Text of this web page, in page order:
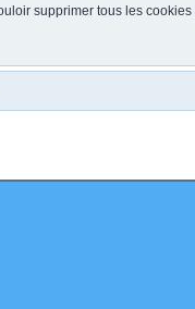
supprimer tous les